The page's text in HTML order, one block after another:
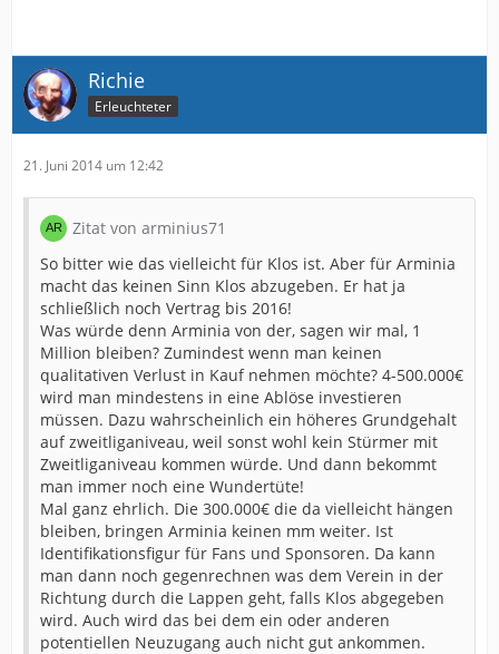
Richie
Erleuchteter
21. Juni 2014 um 12:42
Zitat von arminius71
So bitter wie das vielleicht für Klos ist. Aber für Arminia
macht das keinen Sinn Klos abzugeben. Er hat ja
schließlich noch Vertrag bis 2016!
Was würde denn Arminia von der, sagen wir mal, 1
Million bleiben? Zumindest wenn man keinen
qualitativen Verlust in Kauf nehmen möchte? 4-500.000€
wird man mindestens in eine Ablöse investieren
müssen. Dazu wahrscheinlich ein höheres Grundgehalt
auf zweitliganiveau, weil sonst wohl kein Stürmer mit
Zweitliganiveau kommen würde. Und dann bekommt
man immer noch eine Wundertüte!
Mal ganz ehrlich. Die 300.000€ die da vielleicht hängen
bleiben, bringen Arminia keinen mm weiter. Ist
Identifikationsfigur für Fans und Sponsoren. Da kann
man dann noch gegenrechnen was dem Verein in der
Richtung durch die Lappen geht, falls Klos abgegeben
wird. Auch wird das bei dem ein oder anderen
potentiellen Neuzugang auch nicht gut ankommen.